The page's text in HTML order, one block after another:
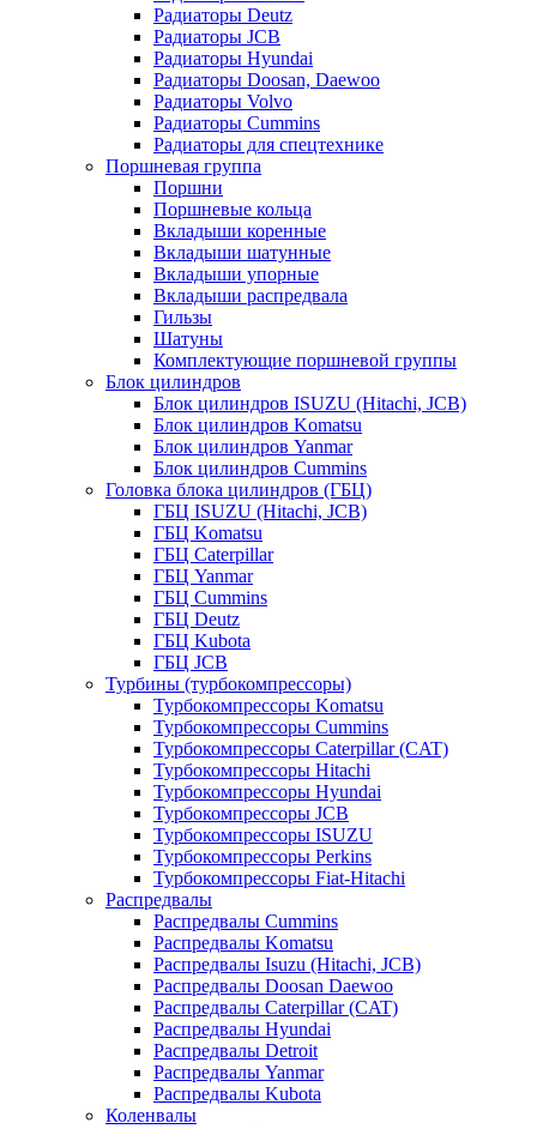
Радиаторы Deutz
Радиаторы JCB
Радиаторы Hyundai
Радиаторы Doosan, Daewoo
Радиаторы Volvo
Радиаторы Cummins
Радиаторы для спецтехнике
Поршневая группа
Поршни
Поршневые кольца
Вкладыши коренные
Вкладыши шатунные
Вкладыши упорные
Вкладыши распредвала
Гильзы
Шатуны
Комплектующие поршневой группы
Блок цилиндров
Блок цилиндров ISUZU (Hitachi, JCB)
Блок цилиндров Komatsu
Блок цилиндров Yanmar
Блок цилиндров Cummins
Головка блока цилиндров (ГБЦ)
ГБЦ ISUZU (Hitachi, JCB)
ГБЦ Komatsu
ГБЦ Caterpillar
ГБЦ Yanmar
ГБЦ Cummins
ГБЦ Deutz
ГБЦ Kubota
ГБЦ JCB
Турбины (турбокомпрессоры)
Турбокомпрессоры Komatsu
Турбокомпрессоры Cummins
Турбокомпрессоры Caterpillar (CAT)
Турбокомпрессоры Hitachi
Турбокомпрессоры Hyundai
Турбокомпрессоры JCB
Турбокомпрессоры ISUZU
Турбокомпрессоры Perkins
Турбокомпрессоры Fiat-Hitachi
Распредвалы
Распредвалы Cummins
Распредвалы Komatsu
Распредвалы Isuzu (Hitachi, JCB)
Распредвалы Doosan Daewoo
Распредвалы Caterpillar (CAT)
Распредвалы Hyundai
Распредвалы Detroit
Распредвалы Yanmar
Распредвалы Kubota
Коленвалы